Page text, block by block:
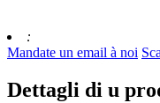
:
Mandate un email à noi
Dettagli di u